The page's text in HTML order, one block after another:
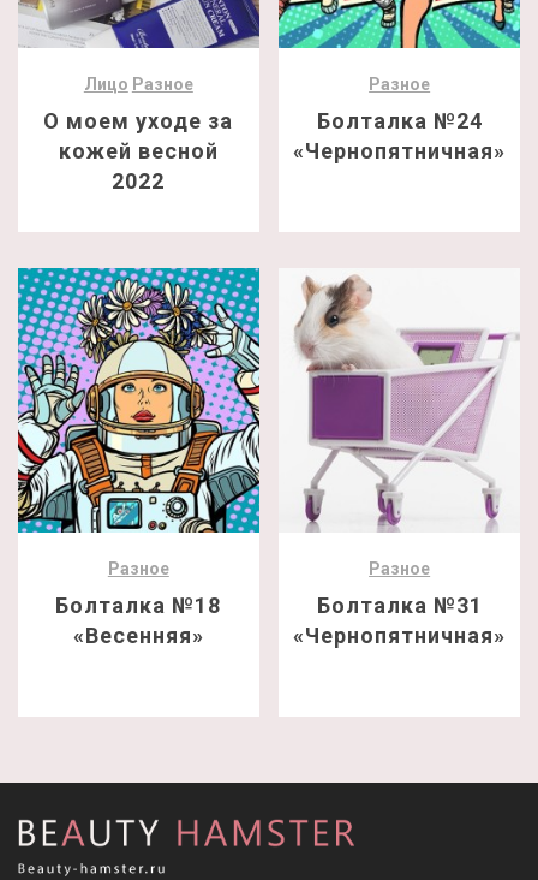
Лицо Разное
О моем уходе за
кожей весной
2022
Разное
Болталка №24
«Чернопятничная»
Разное
Болталка №18
«Весенняя»
Разное
Болталка №31
«Чернопятничная»